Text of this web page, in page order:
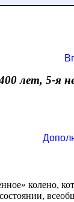
лет, 5-я
колено,